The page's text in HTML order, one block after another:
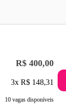
R$ 400,00
3x R$ 148,31
10 vagas disponíveis